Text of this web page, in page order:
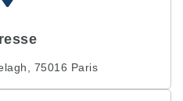
75016 Paris